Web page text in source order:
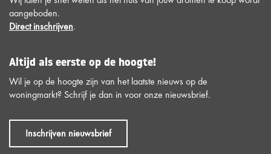
aangeboden.
Direct inschrijven.
Altijd als eerste op de hoogte!
Wil je op de hoogte zijn van het laatste nieuws op de
woningmarkt? Schrijf je dan in voor onze nieuwsbrief.
Inschrijven nieuwsbrief